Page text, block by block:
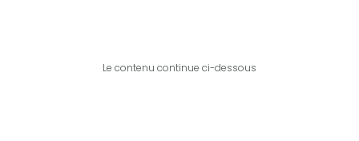
Le contenu continue ci-dessous